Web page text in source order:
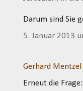
Darum sind Sie
5. Januar 2013
Gerhard Mentzel
Erneut die Frage: